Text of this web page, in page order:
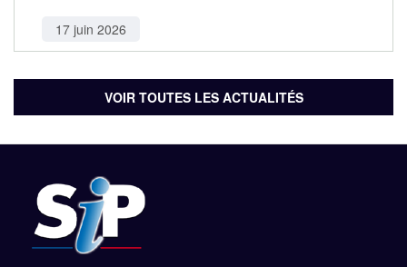
17 juin 2026
VOIR TOUTES LES ACTUALITÉS